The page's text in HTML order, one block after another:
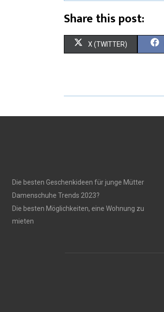
Share this post:
X (TWITTER)
Die besten Geschenkideen für junge Mütter
Damenschuhe Trends 2023?
Die besten Möglichkeiten, eine Wohnung zu
mieten